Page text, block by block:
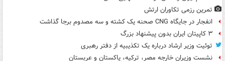
تمرین رزمی تکاوران ارتش
انفجار در جایگاه CNG صحنه یک کشته و سه مصدوم برجا گذاشت
۳ کاپیتان ایران بدون پیشنهاد بزرگ
توئیت وزیر ارشاد درباره یک تکذیبیه از دفتر رهبری
نشست وزیران خارجه مصر، ترکیه، پاکستان و عربستان